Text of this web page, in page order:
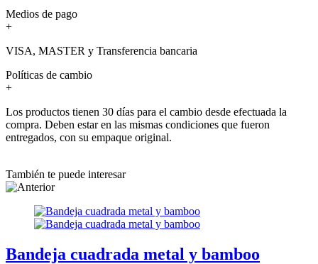
Medios de pago
+
VISA, MASTER y Transferencia bancaria
Políticas de cambio
+
Los productos tienen 30 días para el cambio desde efectuada la
compra. Deben estar en las mismas condiciones que fueron
entregados, con su empaque original.
También te puede interesar
Bandeja cuadrada metal y bamboo